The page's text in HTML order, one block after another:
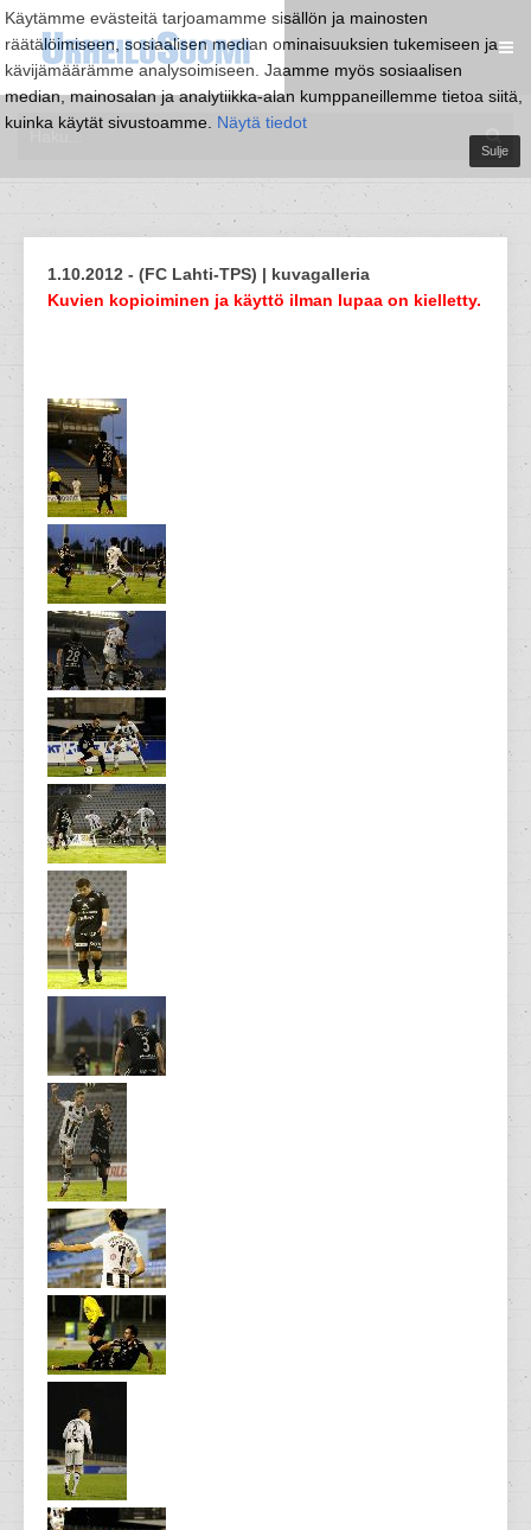
Käytämme evästeitä tarjoamamme sisällön ja mainosten
räätälöimiseen, sosiaalisen median ominaisuuksien tukemiseen ja
kävijämäärämme analysoimiseen. Jaamme myös sosiaalisen
median, mainosalan ja analytiikka-alan kumppaneillemme tietoa siitä,
kuinka käytät sivustoamme. Näytä tiedot
Sulje
1.10.2012 - (FC Lahti-TPS) | kuvagalleria
Kuvien kopioiminen ja käyttö ilman lupaa on kielletty.